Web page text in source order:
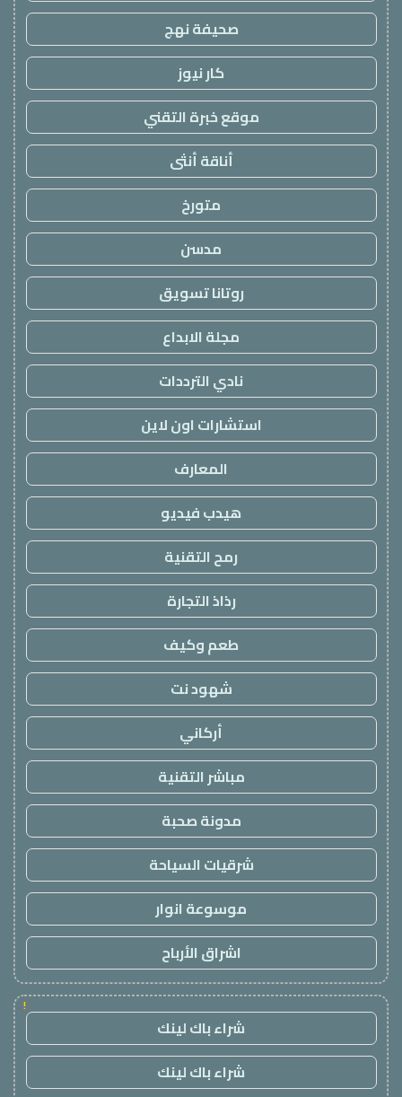
صحيفة نهج
كار نيوز
موقع خبرة التقني
أناقة أنثى
متورخ
مدسن
روتانا تسويق
مجلة الابداع
نادي الترددات
استشارات اون لاين
المعارف
هيدب فيديو
رمح التقنية
رذاذ التجارة
طعم وكيف
شهود نت
أركاني
مباشر التقنية
مدونة صحبة
شرقيات السياحة
موسوعة انوار
اشراق الأرباح
!
شراء باك لينك
شراء باك لينك